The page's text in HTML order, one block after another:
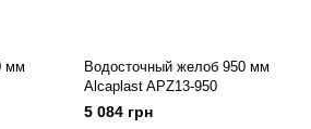
мм
Водосточный желоб 950 мм
Alcaplast APZ13-950
5 084 грн